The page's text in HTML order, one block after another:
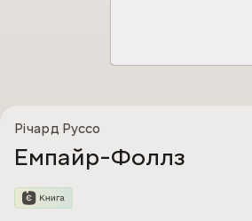
Річард Руссо
Емпайр-Фоллз